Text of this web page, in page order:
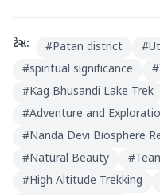
ટેગ્સ: #Patan district #
#spiritual significance #
#Kag Bhusandi Lake Trek
#Adventure and
#Nanda Devi Biosphere
#Natural Beauty #
#High Altitude Trekking